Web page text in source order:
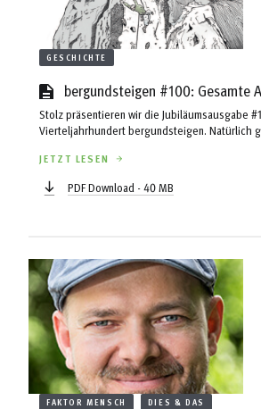
GESCHICHTE
bergundsteigen #100: Gesamte
Stolz präsentieren wir die Jubiläumsausgabe
Vierteljahrhundert bergundsteigen. Natürlich
Michael Larcher und weitere spannende
Jubiläum. Zwei Dinge freuen uns an dieser
Maxioffset Papier für den Jubiläumssonderteil–
JETZT LESEN
PDF Download - 40 MB
FAKTOR MENSCH DIES & DAS